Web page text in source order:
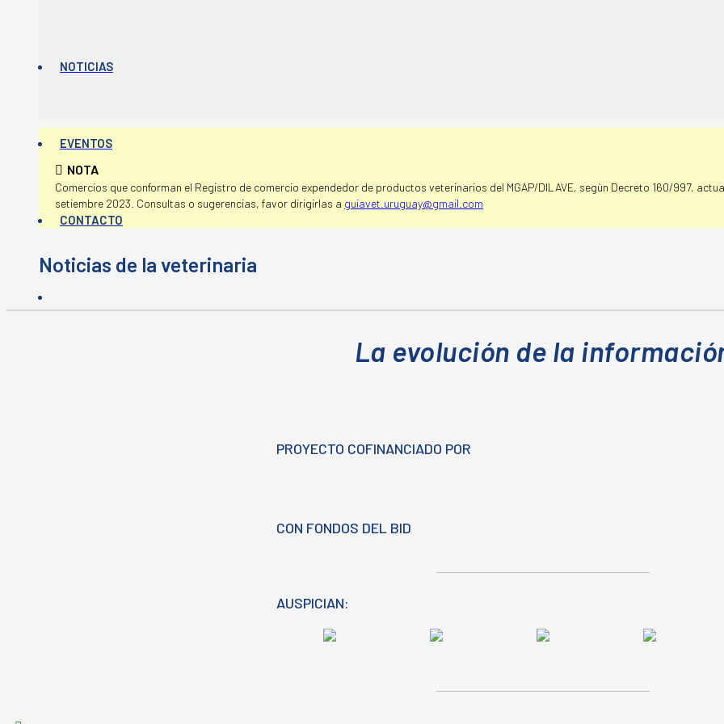
NOTICIAS
EVENTOS
CONTACTO
NOTA
Comercios que conforman el Registro de comercio expendedor de productos veterinarios del MGAP/DILAVE, segùn Decreto 160/997,
setiembre 2023. Consultas o sugerencias, favor dirigirlas a guiavet.uruguay@gmail.com
La evolución de la
PROYECTO COFINANCIADO POR
CON FONDOS DEL BID
AUSPICIAN: